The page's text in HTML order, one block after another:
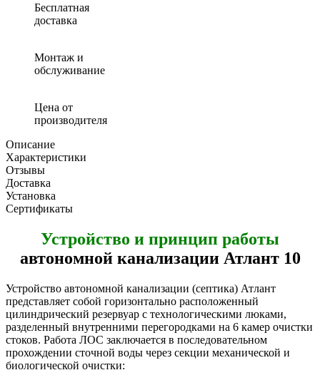
Бесплатная
доставка
Монтаж и
обслуживание
Цена от
производителя
Описание
Характеристики
Отзывы
Доставка
Установка
Сертификаты
Устройство и принцип работы
автономной канализации Атлант 10
Устройство автономной канализации (септика) Атлант
представляет собой горизонтально расположенный
цилиндрический резервуар с технологическими люками,
разделенный внутренними перегородками на 6 камер очистки
стоков. Работа ЛОС заключается в последовательном
прохождении сточной воды через секции механической и
биологической очистки: